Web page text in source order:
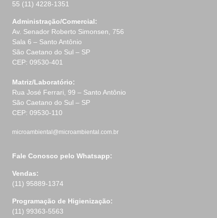
55 (11) 4228-1351
Administração/Comercial:
Av. Senador Roberto Simonsen, 756
Sala 6 – Santo Antônio
São Caetano do Sul – SP
CEP: 09530-401
Matriz/Laboratório:
Rua José Ferrari, 99 – Santo Antônio
São Caetano do Sul – SP
CEP: 09530-110
microambiental@microambiental.com.br
Fale Conosco pelo Whatsapp:
Vendas:
(11) 95889-1374
Programação de Higienização:
(11) 99363-5563